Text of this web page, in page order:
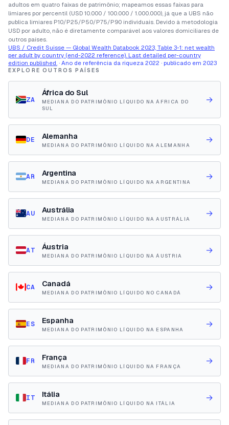
adultos em quatro faixas de patrimônio; mapeamos essas faixas para
limiares por percentil (USD 10.000 / 100.000 / 1.000.000), já que a UBS não
publica limiares P10/P25/P50/P75/P90 individuais. Devido à metodologia
USD por adulto, não é diretamente comparável aos valores domiciliares de
outros países.
UBS / Credit Suisse — Global Wealth Databook 2023, Table 3-1: net wealth
per adult by country (end-2022 reference). Last detailed per-country
edition published. · Ano de referência da riqueza 2022 · publicado em 2023
EXPLORE OUTROS PAÍSES
ZA
África do Sul
MEDIANA DO PATRIMÔNIO LÍQUIDO NA ÁFRICA DO
SUL
→
DE Alemanha
MEDIANA DO PATRIMÔNIO LÍQUIDO NA ALEMANHA →
AR Argentina
MEDIANA DO PATRIMÔNIO LÍQUIDO NA ARGENTINA →
AU Austrália
MEDIANA DO PATRIMÔNIO LÍQUIDO NA AUSTRÁLIA →
AT Áustria
MEDIANA DO PATRIMÔNIO LÍQUIDO NA ÁUSTRIA →
CA Canadá
MEDIANA DO PATRIMÔNIO LÍQUIDO NO CANADÁ →
ES Espanha
MEDIANA DO PATRIMÔNIO LÍQUIDO NA ESPANHA →
FR França
MEDIANA DO PATRIMÔNIO LÍQUIDO NA FRANÇA →
IT Itália
MEDIANA DO PATRIMÔNIO LÍQUIDO NA ITÁLIA →